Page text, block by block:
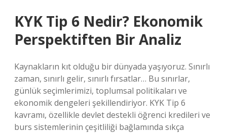
KYK Tip 6 Nedir? Ekonomik
Perspektiften Bir Analiz
Kaynakların kıt olduğu bir dünyada yaşıyoruz. Sınırlı
zaman, sınırlı gelir, sınırlı fırsatlar… Bu sınırlar,
günlük seçimlerimizi, toplumsal politikaları ve
ekonomik dengeleri şekillendiriyor. KYK Tip 6
kavramı, özellikle devlet destekli öğrenci kredileri ve
burs sistemlerinin çeşitliliği bağlamında sıkça